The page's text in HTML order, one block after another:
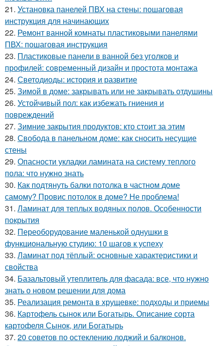
21. Установка панелей ПВХ на стены: пошаговая
инструкция для начинающих
22. Ремонт ванной комнаты пластиковыми панелями
ПВХ: пошаговая инструкция
23. Пластиковые панели в ванной без уголков и
профилей: современный дизайн и простота монтажа
24. Светодиоды: история и развитие
25. Зимой в доме: закрывать или не закрывать отдушины
26. Устойчивый пол: как избежать гниения и
повреждений
27. Зимние закрытия продуктов: кто стоит за этим
28. Свобода в панельном доме: как сносить несущие
стены
29. Опасности укладки ламината на систему теплого
пола: что нужно знать
30. Как подтянуть балки потолка в частном доме
самому? Провис потолок в доме? Не проблема!
31. Ламинат для теплых водяных полов. Особенности
покрытия
32. Переоборудование маленькой однушки в
функциональную студию: 10 шагов к успеху
33. Ламинат под тёплый: основные характеристики и
свойства
34. Базальтовый утеплитель для фасада: все, что нужно
знать о новом решении для дома
35. Реализация ремонта в хрущевке: подходы и приемы
36. Картофель сынок или Богатырь. Описание сорта
картофеля Сынок, или Богатырь
37. 20 советов по остеклению лоджий и балконов.